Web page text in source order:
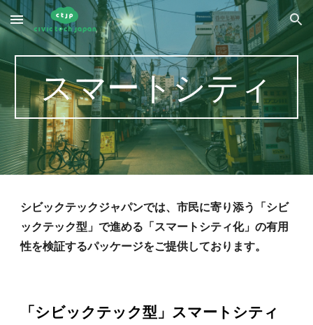
Skip to main content Skip to navigation
スマートシティ
シビックテックジャパンでは、市民に寄り添う「シビ
ックテック型」で進める「スマートシティ化」の有用
性を検証するパッケージをご提供しております。
「シビックテック型」スマートシティ